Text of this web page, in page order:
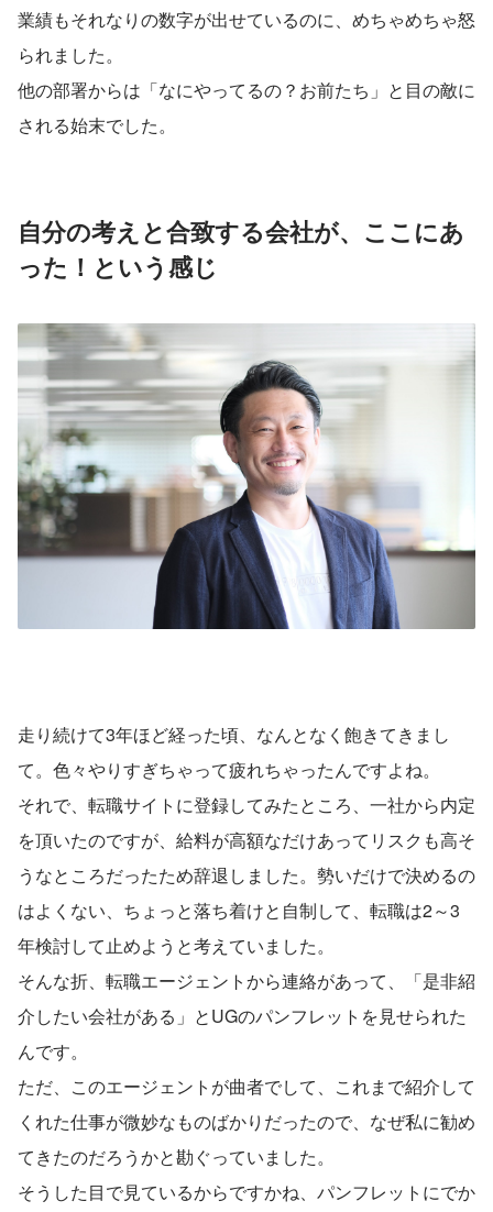
業績もそれなりの数字が出せているのに、めちゃめちゃ怒
られました。
他の部署からは「なにやってるの？お前たち」と目の敵に
される始末でした。
自分の考えと合致する会社が、ここにあ
った！という感じ
走り続けて3年ほど経った頃、なんとなく飽きてきまし
て。色々やりすぎちゃって疲れちゃったんですよね。
それで、転職サイトに登録してみたところ、一社から内定
を頂いたのですが、給料が高額なだけあってリスクも高そ
うなところだったため辞退しました。勢いだけで決めるの
はよくない、ちょっと落ち着けと自制して、転職は2～3
年検討して止めようと考えていました。
そんな折、転職エージェントから連絡があって、「是非紹
介したい会社がある」とUGのパンフレットを見せられた
んです。
ただ、このエージェントが曲者でして、これまで紹介して
くれた仕事が微妙なものばかりだったので、なぜ私に勧め
てきたのだろうかと勘ぐっていました。
そうした目で見ているからですかね、パンフレットにでか